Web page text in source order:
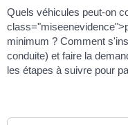
Quels véhicules peut-on
minimum ? Comment
conduite) et faire la
les étapes à suivre pour